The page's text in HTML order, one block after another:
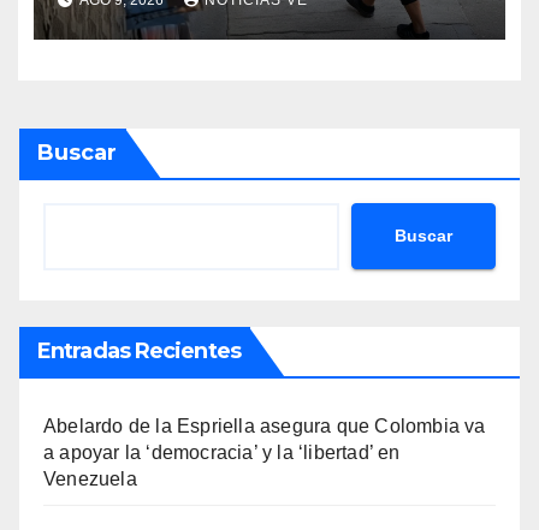
durante una riña
Buscar
Buscar
Entradas Recientes
Abelardo de la Espriella asegura que Colombia va
a apoyar la ‘democracia’ y la ‘libertad’ en
Venezuela